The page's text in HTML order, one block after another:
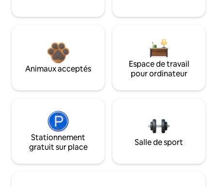
Animaux acceptés
Espace de travail
pour ordinateur
Stationnement
gratuit sur place
Salle de sport